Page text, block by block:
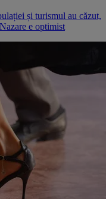
și turismul au căzut,
e optimist